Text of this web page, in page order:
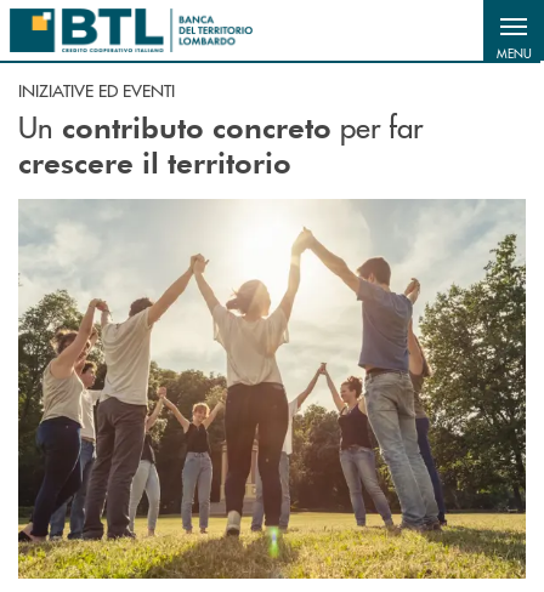
Salta al contenuto principale
MENU
INIZIATIVE ED EVENTI
Un contributo concreto per far
crescere il territorio